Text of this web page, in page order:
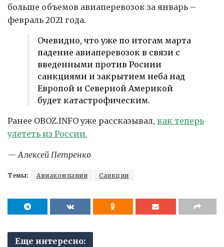
больше объемов авиаперевозок за январь –
февраль 2021 года.
Очевидно, что уже по итогам марта
падение авиаперевозок в связи с
введенными против Росиии
санкциями и закрытием неба над
Европой и Северной Америкой
будет катастрофическим.
Ранее OBOZ.INFO уже рассказывал, как теперь
улететь из России.
— Алексей Петренко
Темы: Авиакомпании Санкции
Еще интересно: